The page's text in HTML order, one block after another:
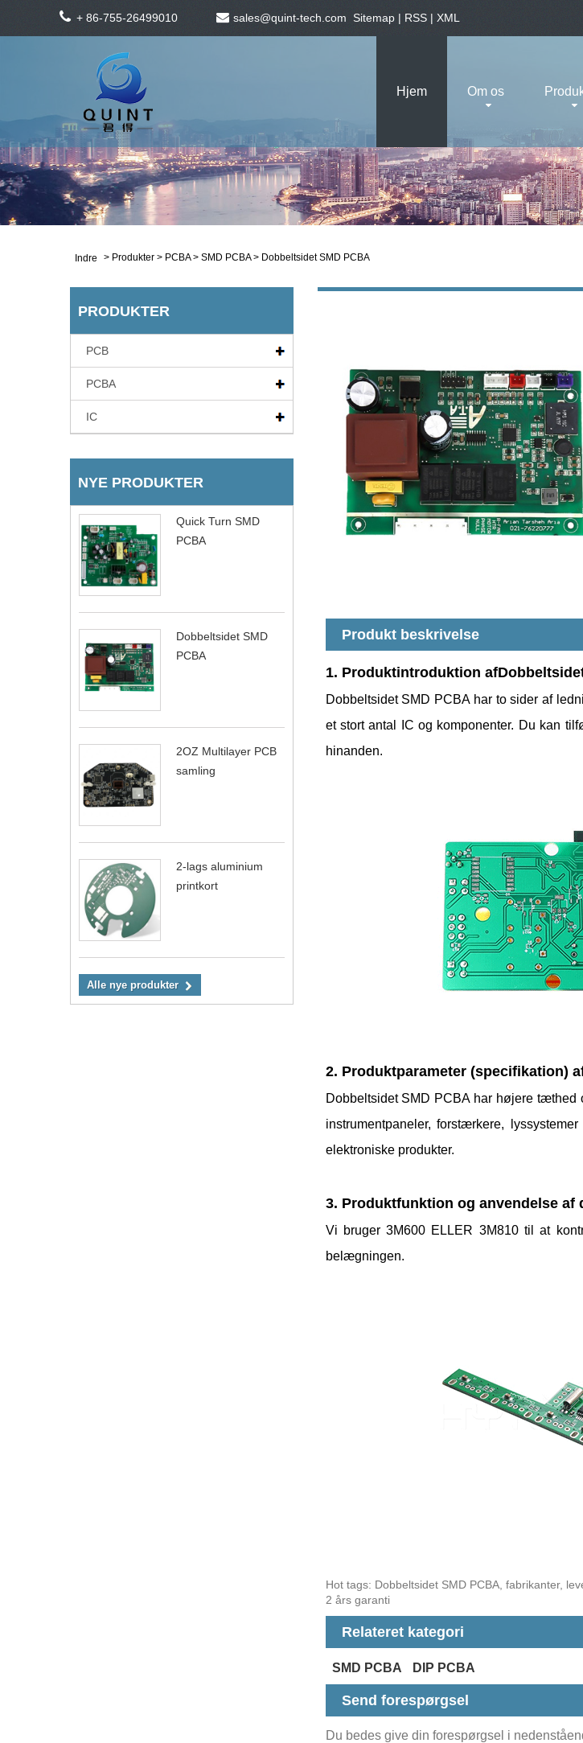
+ 86-755-26499010 sales@quint-tech.com Sitemap | RSS | XML
Hjem Om os
Indre > Produkter > PCBA> SMD PCBA> Dobbeltsidet SMD PCBA
PRODUKTER
PCB
PCBA
IC
NYE PRODUKTER
Quick Turn SMD
PCBA
Dobbeltsidet SMD
PCBA
2OZ Multilayer PCB
samling
2-lags aluminium
printkort
Alle nye produkter
Produkt beskrivelse
1. Produktintroduktion af
Dobbeltsidet SMD PCBA har to sider af
et stort antal IC og komponenter. Du kan
hinanden.
2. Produktparameter (specifikation)
Dobbeltsidet SMD PCBA har højere tæthed
instrumentpaneler, forstærkere,
elektroniske produkter.
3. Produktfunktion og anvendelse af
Vi bruger 3M600 ELLER 3M810 til at
belægningen.
Hot tags: Dobbeltsidet SMD PCBA, fabrikanter,
2 års garanti
Relateret kategori
SMD PCBA DIP PCBA
Send forespørgsel
Du bedes give din forespørgsel i